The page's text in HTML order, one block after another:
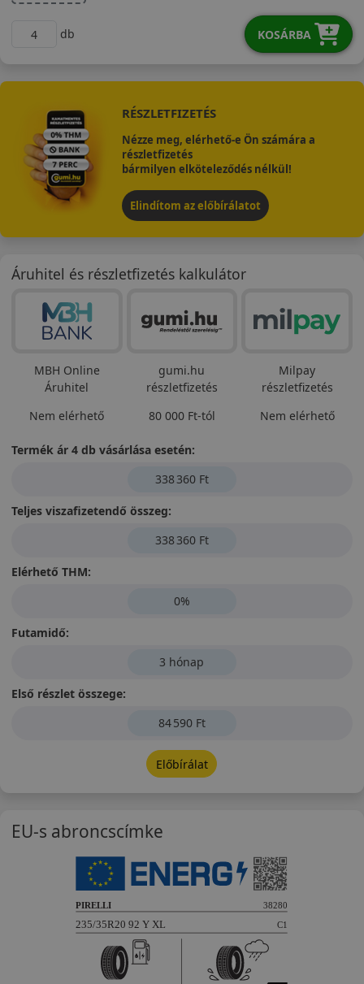
db KOSÁRBA
RÉSZLETFIZETÉS
Nézze meg, elérhető-e Ön számára a
részletfizetés
bármilyen elköteleződés nélkül!
Elindítom az előbírálatot
Áruhitel és részletfizetés kalkulátor
MBH Online
Áruhitel
Nem elérhető
gumi.hu
részletfizetés
80 000 Ft-tól
Milpay
részletfizetés
Nem elérhető
Termék ár 4 db vásárlása esetén:
338 360 Ft
Teljes viszafizetendő összeg:
338 360 Ft
Elérhető THM:
0%
Futamidő:
3 hónap
Első részlet összege:
84 590 Ft
Előbírálat
EU-s abroncscímke